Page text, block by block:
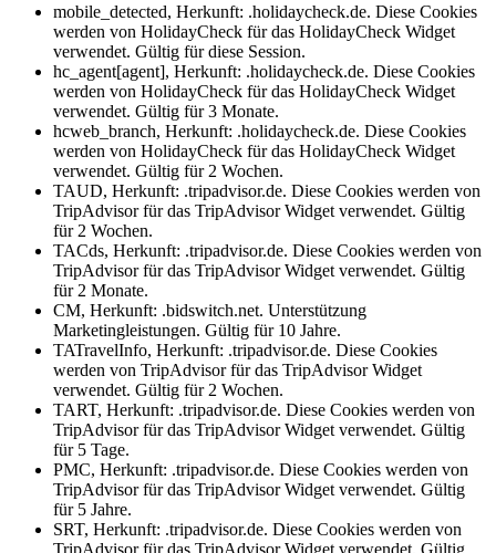
mobile_detected, Herkunft: .holidaycheck.de. Diese Cookies
werden von HolidayCheck für das HolidayCheck Widget
verwendet. Gültig für diese Session.
hc_agent[agent], Herkunft: .holidaycheck.de. Diese Cookies
werden von HolidayCheck für das HolidayCheck Widget
verwendet. Gültig für 3 Monate.
hcweb_branch, Herkunft: .holidaycheck.de. Diese Cookies
werden von HolidayCheck für das HolidayCheck Widget
verwendet. Gültig für 2 Wochen.
TAUD, Herkunft: .tripadvisor.de. Diese Cookies werden von
TripAdvisor für das TripAdvisor Widget verwendet. Gültig
für 2 Wochen.
TACds, Herkunft: .tripadvisor.de. Diese Cookies werden von
TripAdvisor für das TripAdvisor Widget verwendet. Gültig
für 2 Monate.
CM, Herkunft: .bidswitch.net. Unterstützung
Marketingleistungen. Gültig für 10 Jahre.
TATravelInfo, Herkunft: .tripadvisor.de. Diese Cookies
werden von TripAdvisor für das TripAdvisor Widget
verwendet. Gültig für 2 Wochen.
TART, Herkunft: .tripadvisor.de. Diese Cookies werden von
TripAdvisor für das TripAdvisor Widget verwendet. Gültig
für 5 Tage.
PMC, Herkunft: .tripadvisor.de. Diese Cookies werden von
TripAdvisor für das TripAdvisor Widget verwendet. Gültig
für 5 Jahre.
SRT, Herkunft: .tripadvisor.de. Diese Cookies werden von
TripAdvisor für das TripAdvisor Widget verwendet. Gültig